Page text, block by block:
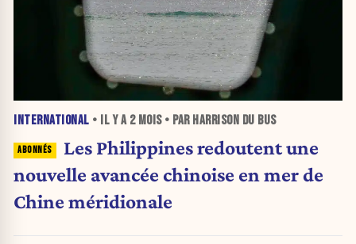
INTERNATIONAL • IL Y A 2 MOIS• PAR HARRISON DU BUS
Les Philippines redoutent une
nouvelle avancée chinoise en mer de
Chine méridionale